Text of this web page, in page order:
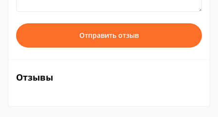
Отправить отзыв
Отзывы